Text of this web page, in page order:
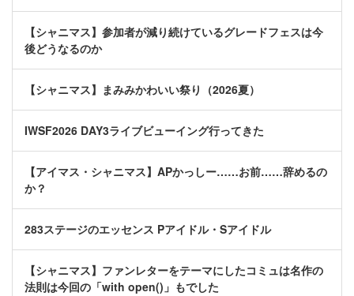
【シャニマス】参加者が減り続けているグレードフェスは今
後どうなるのか
【シャニマス】まみみかわいい祭り（2026夏）
IWSF2026 DAY3ライブビューイング行ってきた
【アイマス・シャニマス】APかっしー……お前……辞めるの
か？
283ステージのエッセンス Pアイドル・Sアイドル
【シャニマス】ファンレターをテーマにしたコミュは名作の
法則は今回の「with open()」もでした